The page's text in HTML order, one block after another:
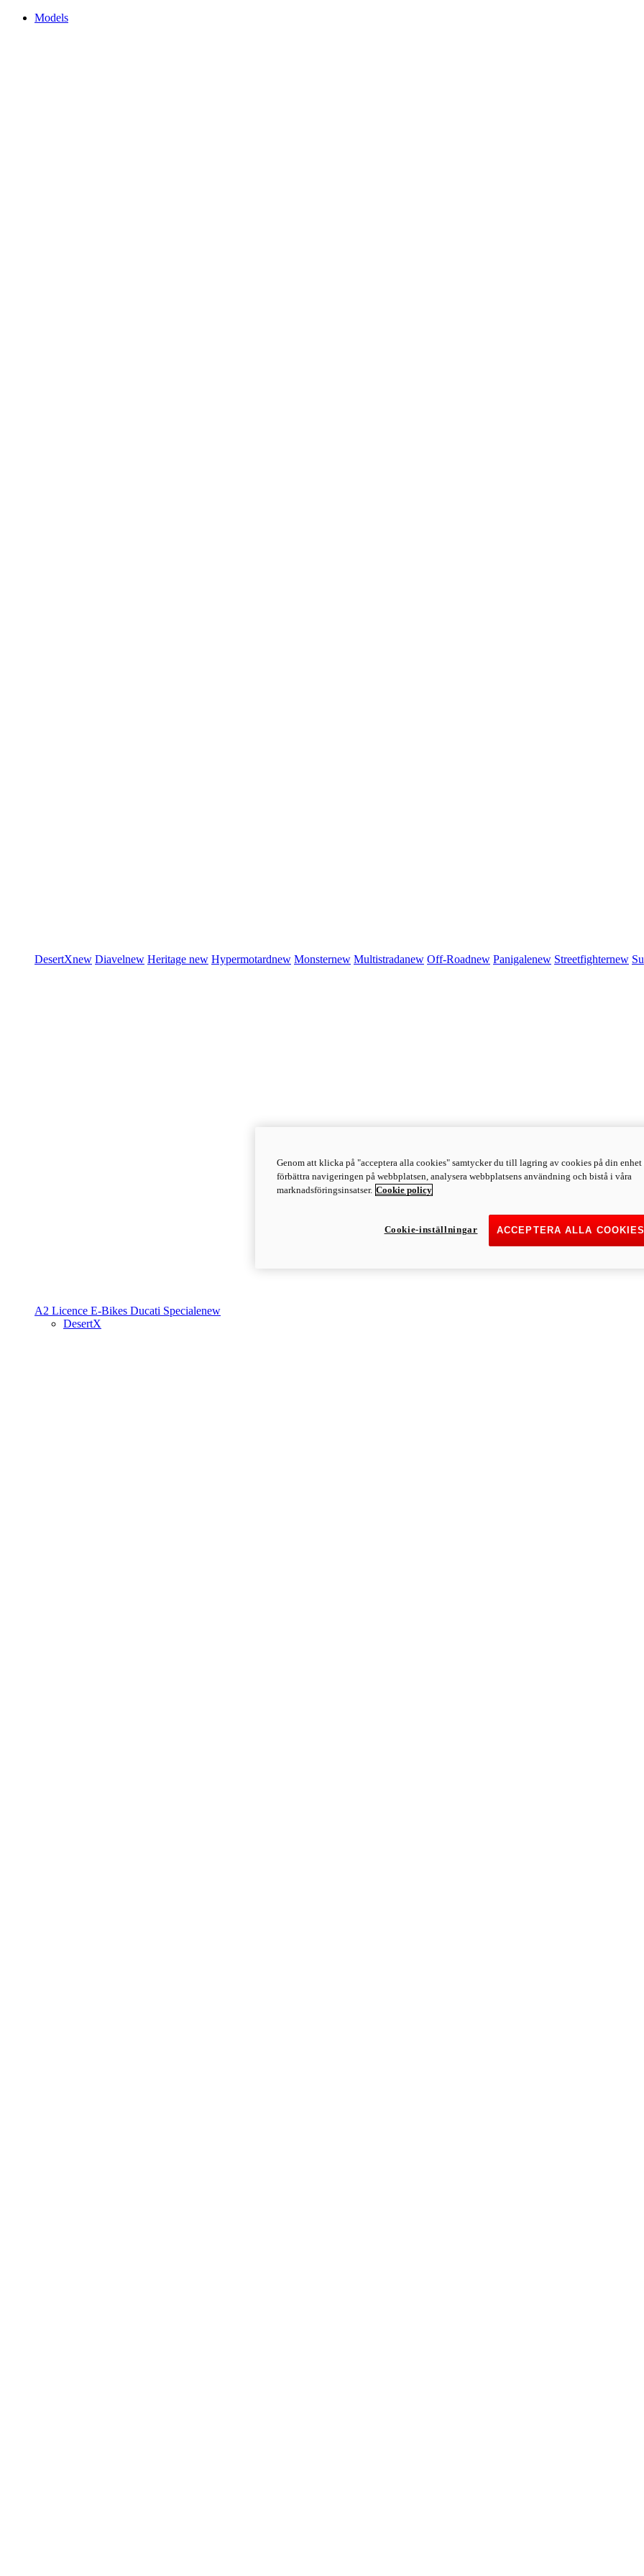
Models
DesertXnew Diavelnew Heritage new Hypermotardnew Monsternew Multistradanew Off-Roadnew Panigalenew Streetfighternew
A2 Licence E-Bikes Ducati Specialenew
DesertX
Genom att klicka på "acceptera alla cookies" samtycker du till lagring av cookies på din enhet
förbättra navigeringen på webbplatsen, analysera webbplatsens användning och bistå i våra
marknadsföringsinsatser. Cookie policy
ACCEPTERA ALLA COOKIES
Cookie-inställningar